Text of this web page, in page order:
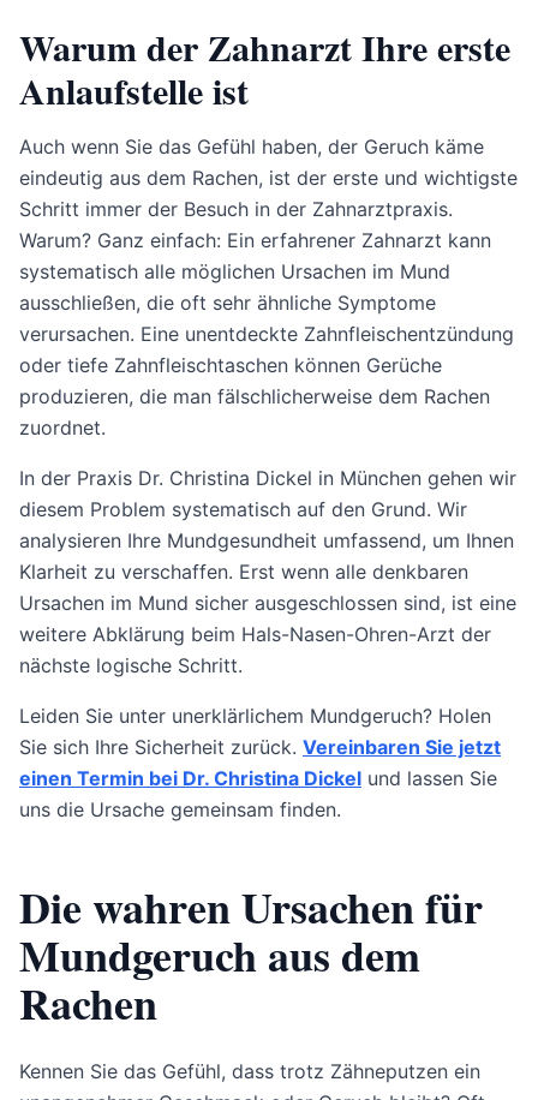
Warum der Zahnarzt Ihre erste
Anlaufstelle ist
Auch wenn Sie das Gefühl haben, der Geruch käme
eindeutig aus dem Rachen, ist der erste und wichtigste
Schritt immer der Besuch in der Zahnarztpraxis.
Warum? Ganz einfach: Ein erfahrener Zahnarzt kann
systematisch alle möglichen Ursachen im Mund
ausschließen, die oft sehr ähnliche Symptome
verursachen. Eine unentdeckte Zahnfleischentzündung
oder tiefe Zahnfleischtaschen können Gerüche
produzieren, die man fälschlicherweise dem Rachen
zuordnet.
In der Praxis Dr. Christina Dickel in München gehen wir
diesem Problem systematisch auf den Grund. Wir
analysieren Ihre Mundgesundheit umfassend, um Ihnen
Klarheit zu verschaffen. Erst wenn alle denkbaren
Ursachen im Mund sicher ausgeschlossen sind, ist eine
weitere Abklärung beim Hals-Nasen-Ohren-Arzt der
nächste logische Schritt.
Leiden Sie unter unerklärlichem Mundgeruch? Holen
Sie sich Ihre Sicherheit zurück. Vereinbaren Sie jetzt
einen Termin bei Dr. Christina Dickel und lassen Sie
uns die Ursache gemeinsam finden.
Die wahren Ursachen für
Mundgeruch aus dem
Rachen
Kennen Sie das Gefühl, dass trotz Zähneputzen ein